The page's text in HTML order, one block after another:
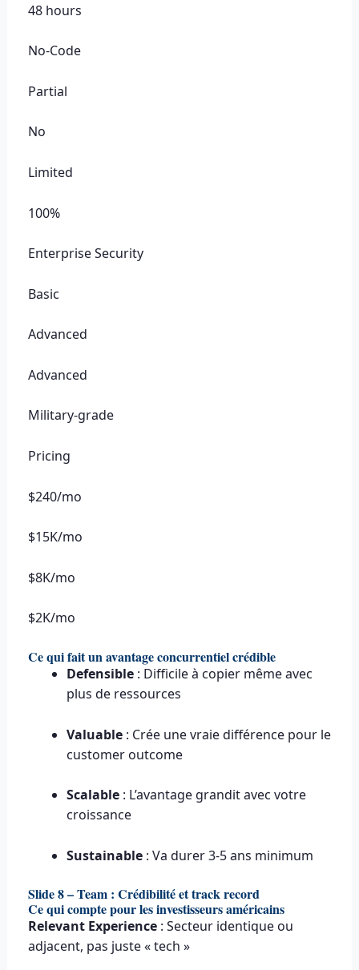
48 hours
No-Code
Partial
No
Limited
100%
Enterprise Security
Basic
Advanced
Advanced
Military-grade
Pricing
$240/mo
$15K/mo
$8K/mo
$2K/mo
Ce qui fait un avantage concurrentiel crédible
Defensible : Difficile à copier même avec
plus de ressources
Valuable : Crée une vraie différence pour le
customer outcome
Scalable : L’avantage grandit avec votre
croissance
Sustainable : Va durer 3-5 ans minimum
Slide 8 – Team : Crédibilité et track record
Ce qui compte pour les investisseurs américains
Relevant Experience: Secteur identique ou
adjacent, pas juste « tech »